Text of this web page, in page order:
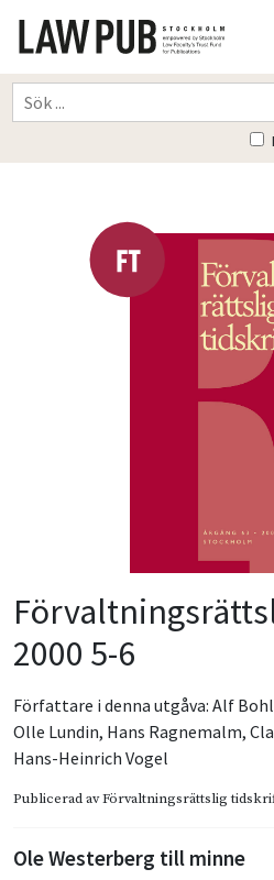
2000 5-6
Författare i denna utgåva: Alf
Olle Lundin, Hans Ragnemalm,
Hans-Heinrich Vogel
Publicerad avFörvaltningsrättslig
Ole Westerberg till minne